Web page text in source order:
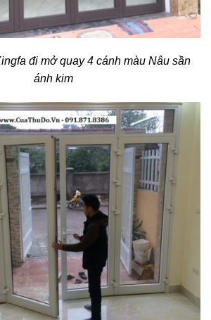
đi mở quay 4 cánh màu Nâu sần
ánh kim